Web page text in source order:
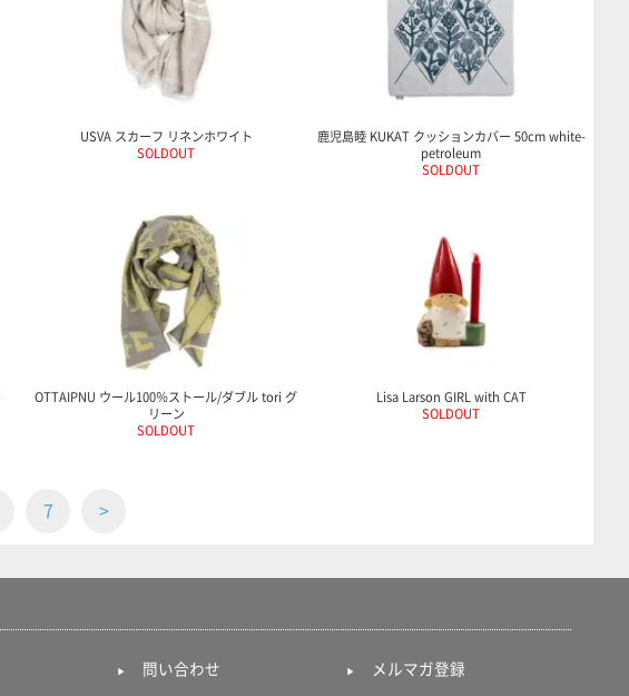
USVA スカーフ リネンホワイト
SOLDOUT
鹿児島睦 KUKAT クッションカバー 50cm white-
petroleum
SOLDOUT
OTTAIPNU ウール100％ストール/ダブル tori グ
リーン
SOLDOUT
Lisa Larson GIRL with CAT
SOLDOUT
7 >
問い合わせ メルマガ登録